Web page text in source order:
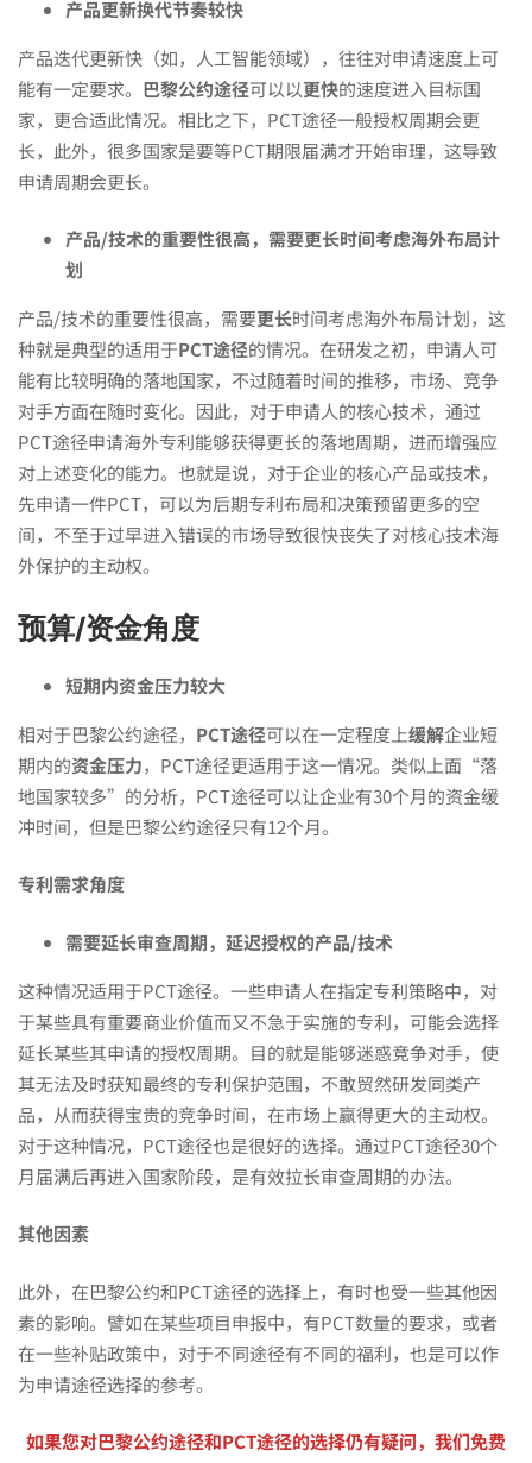
产品更新换代节奏较快
产品迭代更新快（如，人工智能领域），往往对申请速度上可
能有一定要求。 巴黎公约途径可以以更快的速度进入目标国
家，更合适此情况。相比之下，PCT途径一般授权周期会更
长，此外，很多国家是要等PCT期限届满才开始审理，这导致
申请周期会更长。
产品/技术的重要性很高，需要更长时间考虑海外布局计
划
产品/技术的重要性很高，需要更长时间考虑海外布局计划，这
种就是典型的适用于PCT途径的情况。在研发之初，申请人可
能有比较明确的落地国家，不过随着时间的推移，市场、竞争
对手方面在随时变化。因此，对于申请人的核心技术，通过
PCT途径申请海外专利能够获得更长的落地周期，进而增强应
对上述变化的能力。也就是说，对于企业的核心产品或技术，
先申请一件PCT，可以为后期专利布局和决策预留更多的空
间，不至于过早进入错误的市场导致很快丧失了对核心技术海
外保护的主动权。
预算/资金角度
短期内资金压力较大
相对于巴黎公约途径， PCT途径可以在一定程度上缓解企业短
期内的资金压力，PCT途径更适用于这一情况。类似上面“落
地国家较多”的分析，PCT途径可以让企业有30个月的资金缓
冲时间，但是巴黎公约途径只有12个月。
专利需求角度
需要延长审查周期，延迟授权的产品/技术
这种情况适用于PCT途径。一些申请人在指定专利策略中，对
于某些具有重要商业价值而又不急于实施的专利，可能会选择
延长某些其申请的授权周期。目的就是能够迷惑竞争对手，使
其无法及时获知最终的专利保护范围，不敢贸然研发同类产
品，从而获得宝贵的竞争时间，在市场上赢得更大的主动权。
对于这种情况，PCT途径也是很好的选择。通过PCT途径30个
月届满后再进入国家阶段，是有效拉长审查周期的办法。
其他因素
此外，在巴黎公约和PCT途径的选择上，有时也受一些其他因
素的影响。譬如在某些项目申报中，有PCT数量的要求，或者
在一些补贴政策中，对于不同途径有不同的福利，也是可以作
为申请途径选择的参考。
如果您对巴黎公约途径和PCT途径的选择仍有疑问，我们免费